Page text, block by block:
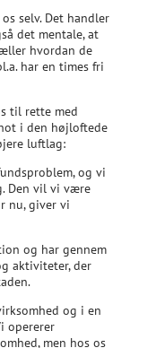
selv. Det handler
det mentale, at
hvordan de
har en times fri
til rette med
i den højloftede
luftlag:
og vi
Den vil vi være
nu, giver vi
og har gennem
aktiviteter, der
og i en
opererer
men hos os